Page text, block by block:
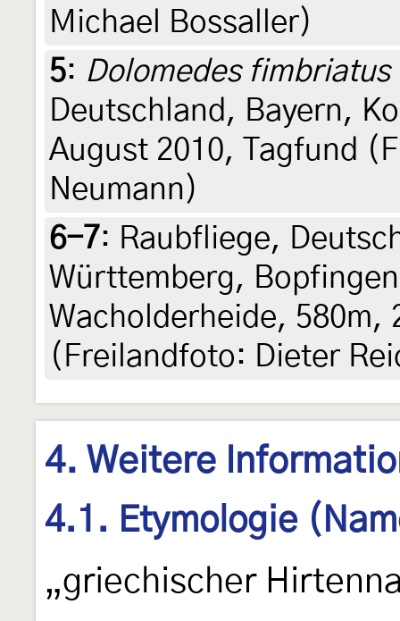
Michael Bossaller)
5: Dolomedes fimbriatus
Deutschland, Bayern,
August 2010, Tagfund
Neumann)
6-7: Raubfliege,
Württemberg,
Wacholderheide, 580m,
(Freilandfoto: Dieter
4. Weitere
4.1. Etymologie
„griechischer